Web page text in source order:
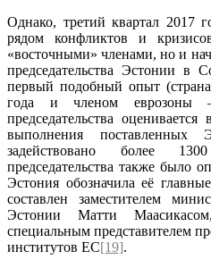
Однако, третий квартал 2017
рядом конфликтов и
«восточными» членами, но и
председательства Эстонии
первый подобный опыт
года и членом
председательства
выполнения
задействовано более
председательства также было
Эстония обозначила её
составлен заместителем
Эстонии Матти
специальным представителем
институтов ЕС[19].